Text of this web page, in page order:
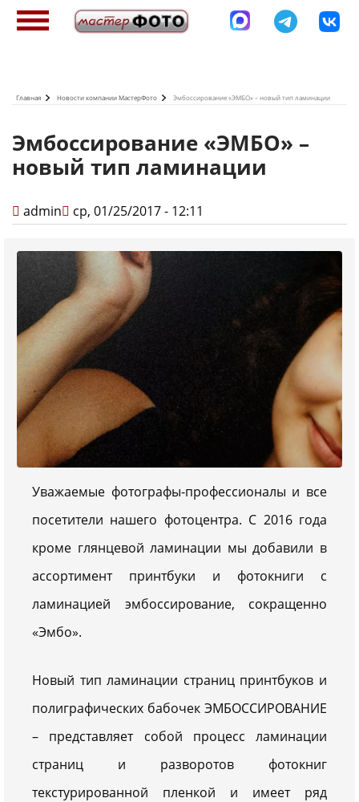
Перейти
Главная Новости компании МастерФото Эмбоссирование «ЭМБО» – новый тип ламинации
Эмбоссирование «ЭМБО» –
новый тип ламинации
admin ср, 01/25/2017 - 12:11
Уважаемые фотографы-профессионалы и все
посетители нашего фотоцентра. С 2016 года
кроме глянцевой ламинации мы добавили в
ассортимент принтбуки и фотокниги с
ламинацией эмбоссирование, сокращенно
«Эмбо».
Новый тип ламинации страниц принтбуков и
полиграфических бабочек ЭМБОССИРОВАНИЕ
– представляет собой процесс ламинации
страниц и разворотов фотокниг
текстурированной пленкой и имеет ряд